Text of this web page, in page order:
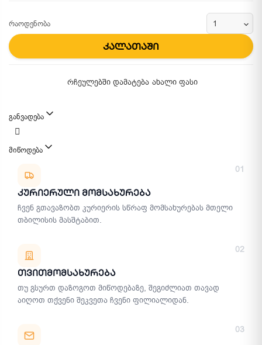
რაოდენობა
კალათაში
რჩეულებში დამატება ახალი ფასი
განვადება
მიწოდება
01
Კურიერული Მომსახურება
ჩვენ გთავაზობთ კურიერის სწრაფ მომსახურებას მთელი
თბილისის მასშტაბით.
02
Თვითმომსახურება
თუ გსურთ დაზოგოთ მიწოდებაზე, შეგიძლიათ თავად
აიღოთ თქვენი შეკვეთა ჩვენი ფილიალიდან.
03